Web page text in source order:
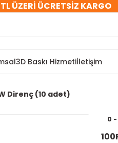
ÜZERİ ÜCRETSİZ KARGO
3D Baskı Hizmetiİletişim
Direnç (10 adet)
0